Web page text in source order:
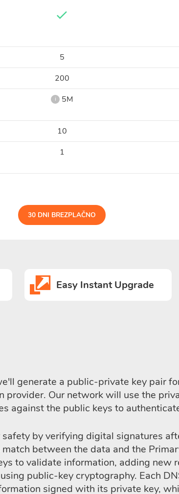
5
200
i 5M
10
1
30 DNI BREZPLAČNO
Easy Instant Upgrade
generate a public-private key pair
provider. Our network will use the
against the public keys to
safety by verifying digital signatures
between the data and the
to validate information, adding new
public-key cryptography. Each
signed with its private key,